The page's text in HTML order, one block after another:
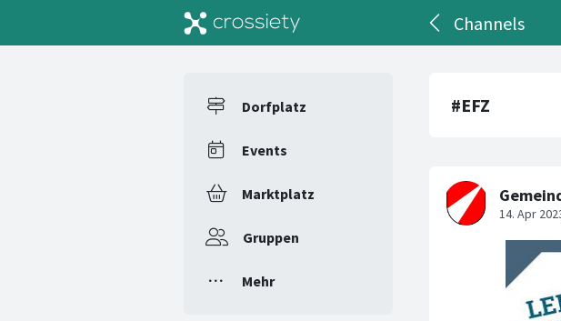
Channels
Dorfplatz
Events
Marktplatz
Gruppen
Mehr
#EFZ